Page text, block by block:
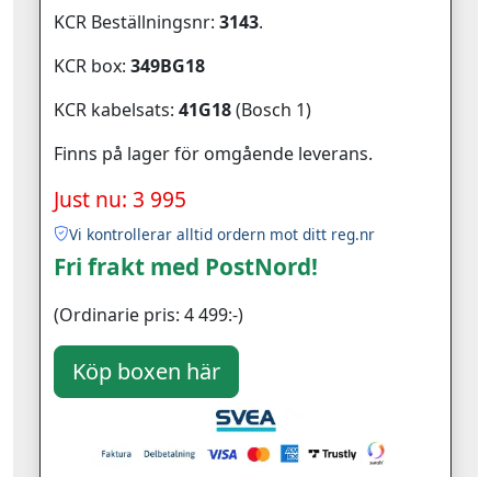
KCR Beställningsnr: 3143.
KCR box: 349BG18
KCR kabelsats: 41G18(Bosch 1)
Finns på lager för omgående leverans.
Just nu: 3 995
Vi kontrollerar alltid ordern mot ditt reg.nr
Fri frakt med PostNord!
(Ordinarie pris: 4 499:-)